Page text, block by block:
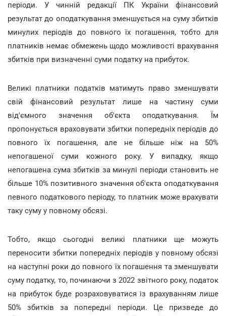
періоди. У чинній редакції ПК України фінансовий
результат до оподаткування зменшується на суму збитків
минулих періодів до повного їх погашення, тобто для
платників немає обмежень щодо можливості врахування
збитків при визначенні суми податку на прибуток.
Великі платники податків матимуть право зменшувати
свій фінансовий результат лише на частину суми
від'ємного значення об'єкта оподаткування. Їм
пропонується враховувати збитки попередніх періодів до
повного їх погашення, але не більше ніж на 50%
непогашеної суми кожного року. У випадку, якщо
непогашена сума збитків за минулі періоди становить не
більше 10% позитивного значення об'єкта оподаткування
певного податкового періоду, то платник може врахувати
таку суму у повному обсязі.
Тобто, якщо сьогодні великі платники ще можуть
переносити збитки попередніх періодів у повному обсязі
на наступні роки до повного їх погашення та зменшувати
суму податку, то, починаючи з 2022 звітного року, податок
на прибуток буде розраховуватися із врахуванням лише
50% збитків за попередні періоди. Це призведе до